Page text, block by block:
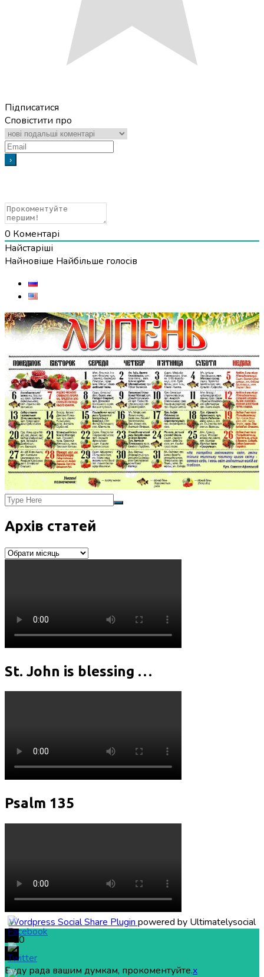
Підписатися
Сповістити про
0 Коментарі
Найстаріші
Найновіше Найбільше голосів
Архів статей
Архів
St. John is blessing …
Psalm 135
Wordpress Social Share Plugin powered by Ultimatelysocial
0
Буду рада вашим думкам, прокоментуйте.x